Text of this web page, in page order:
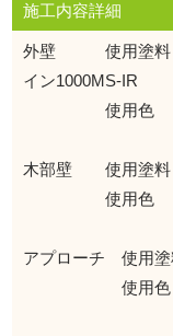
施工内容詳細
外壁 使用塗料 ア
イン1000MS-IR
使用色
木部壁 使用塗料
使用色
アプローチ 使用
使用色